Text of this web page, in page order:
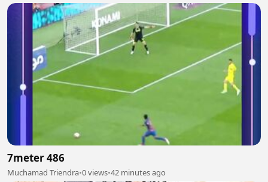
7meter 486
Muchamad Triendra•0 views•42 minutes ago